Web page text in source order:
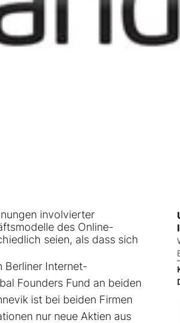
involvierter
des Online-
seien, als dass sich
Berliner Internet-
Founders Fund an beiden
ist bei beiden Firmen
nur neue Aktien aus